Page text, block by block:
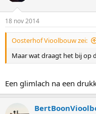
18 nov 2014
Oosterhof Vioolbouw zei:
Maar wat draagt het bij op
Een glimlach na een